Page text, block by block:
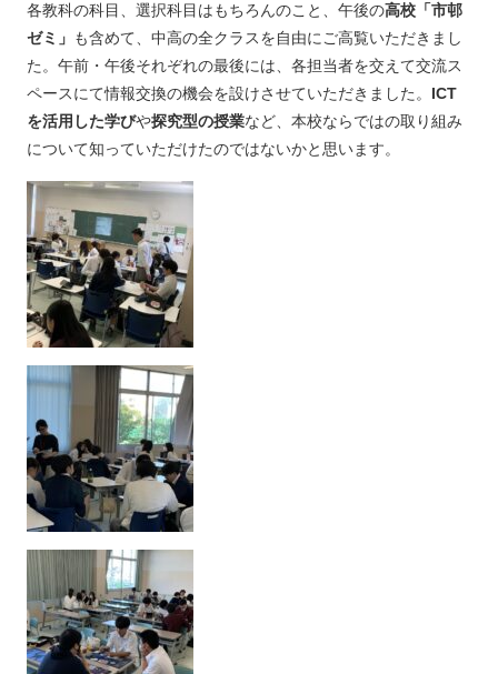
各教科の科目、選択科目はもちろんのこと、午後の高校「市邨
ゼミ」 も含めて、中高の全クラスを自由にご高覧いただきまし
た。午前・午後それぞれの最後には、各担当者を交えて交流ス
ペースにて情報交換の機会を設けさせていただきました。 ICT
を活用した学びや探究型の授業など、本校ならではの取り組み
について知っていただけたのではないかと思います。